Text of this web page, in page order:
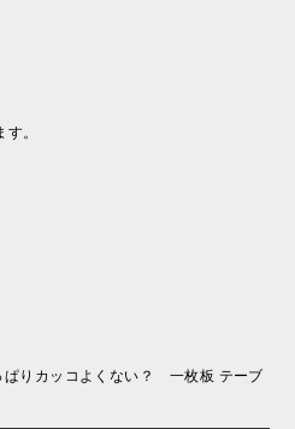
。
ぱりカッコよくない？ 一枚板 テーブ